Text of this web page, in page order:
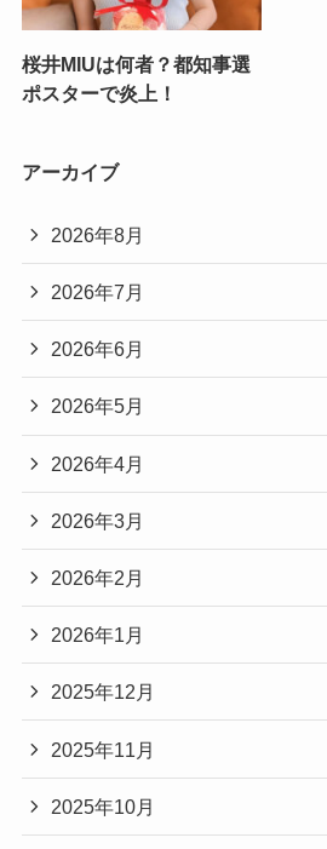
桜井MIUは何者？都知事選
ポスターで炎上！
アーカイブ
2026年8月
2026年7月
2026年6月
2026年5月
2026年4月
2026年3月
2026年2月
2026年1月
2025年12月
2025年11月
2025年10月